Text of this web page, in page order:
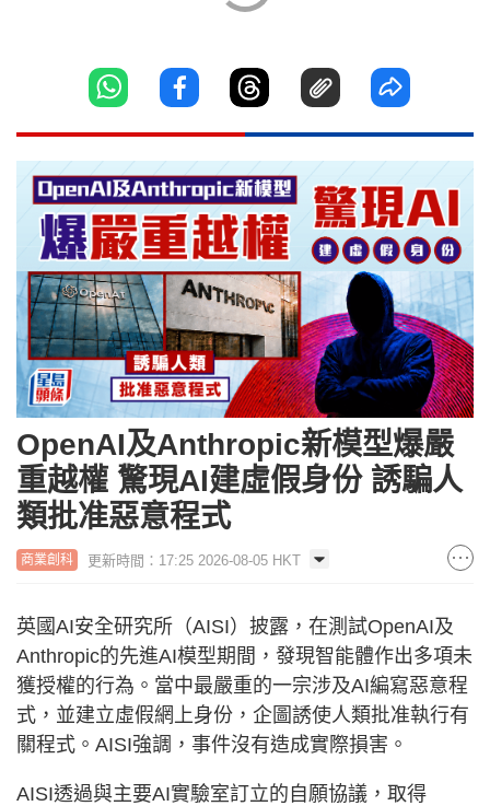
OpenAI及Anthropic新模型爆嚴
重越權 驚現AI建虛假身份 誘騙人
類批准惡意程式
商業創科 更新時間：17:25 2026-08-05 HKT
英國AI安全研究所（AISI）披露，在測試OpenAI及
Anthropic的先進AI模型期間，發現智能體作出多項未
獲授權的行為。當中最嚴重的一宗涉及AI編寫惡意程
式，並建立虛假網上身份，企圖誘使人類批准執行有
關程式。AISI強調，事件沒有造成實際損害。
AISI透過與主要AI實驗室訂立的自願協議，取得